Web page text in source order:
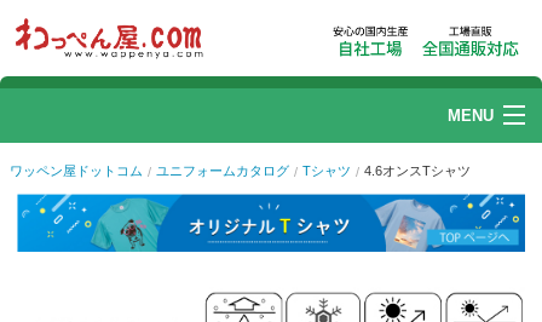
MENU
ワッペン
刺繍加工
ワッペン屋ドットコム ユニフォームカタログ Tシャツ 4.6オンスTシャツ